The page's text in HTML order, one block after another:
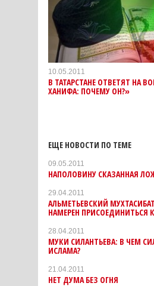
10.05.2011
В ТАТАРСТАНЕ ОТВЕТЯТ НА
ХАНИФА: ПОЧЕМУ ОН?»
ЕЩЕ НОВОСТИ ПО ТЕМЕ
09.05.2011
НАПОЛОВИНУ СКАЗАННАЯ
29.04.2011
АЛЬМЕТЬЕВСКИЙ
НАМЕРЕН ПРИСОЕДИНИТЬСЯ
28.04.2011
МУКИ СИЛАНТЬЕВА: В ЧЕМ
ИСЛАМА?
21.04.2011
НЕТ ДУМА БЕЗ ОГНЯ